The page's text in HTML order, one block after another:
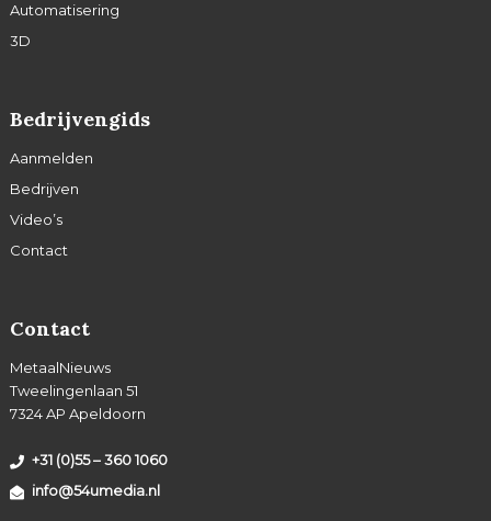
Automatisering
3D
Bedrijvengids
Aanmelden
Bedrijven
Video’s
Contact
Contact
MetaalNieuws
Tweelingenlaan 51
7324 AP Apeldoorn
+31 (0)55 – 360 1060
info@54umedia.nl